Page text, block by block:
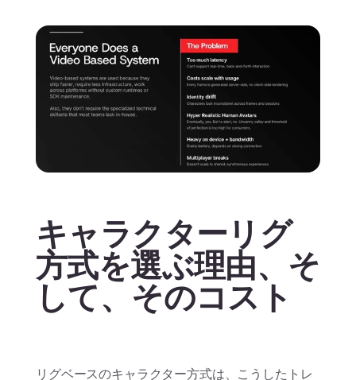
キャラクターリグ
方式を選ぶ理由、そ
して、そのコスト
リグベースのキャラクター方式は、こうしたトレ